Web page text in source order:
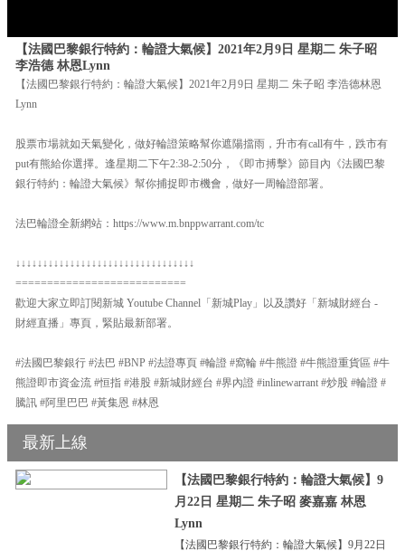
【法國巴黎銀行特約：輪證大氣候】2021年2月9日 星期二 朱子昭
李浩德 林恩Lynn
【法國巴黎銀行特約：輪證大氣候】2021年2月9日 星期二 朱子昭 李浩德林恩
Lynn
股票市場就如天氣變化，做好輪證策略幫你遮陽擋雨，升市有call有牛，跌市有
put有熊給你選擇。逢星期二下午2:38-2:50分，《即市搏擊》節目內《法國巴黎
銀行特約：輪證大氣候》幫你捕捉即市機會，做好一周輪證部署。
法巴輪證全新網站：https://www.m.bnppwarrant.com/tc
↓↓↓↓↓↓↓↓↓↓↓↓↓↓↓↓↓↓↓↓↓↓↓↓↓↓↓↓↓↓↓↓↓
===========================
歡迎大家立即訂閱新城 Youtube Channel「新城Play」以及讚好「新城財經台 -
財經直播」專頁，緊貼最新部署。
#法國巴黎銀行 #法巴 #BNP #法證專頁 #輪證 #窩輪 #牛熊證 #牛熊證重貨區 #牛
熊證即市資金流 #恒指 #港股 #新城財經台 #界內證 #inlinewarrant #炒股 #輪證 #
騰訊 #阿里巴巴 #黃集恩 #林恩
最新上線
【法國巴黎銀行特約：輪證大氣候】9
月22日 星期二 朱子昭 麥嘉嘉 林恩
Lynn
【法國巴黎銀行特約：輪證大氣候】9月22日